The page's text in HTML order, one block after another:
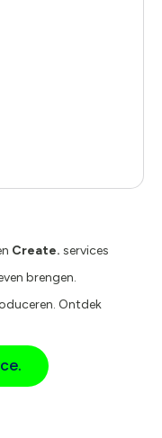
Create. services
brengen.
Ontdek